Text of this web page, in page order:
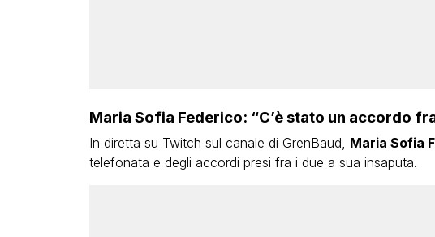
Maria Sofia Federico: “C’è stato un accordo
In diretta su Twitch sul canale di GrenBaud, Maria Sofia
telefonata e degli accordi presi fra i due a sua insaputa.